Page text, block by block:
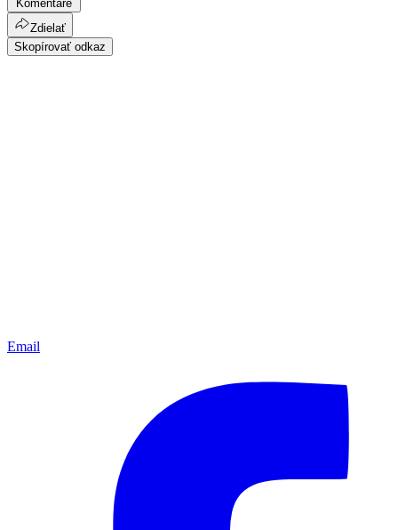
Komentáre
Zdielať
Skopírovať odkaz
Email